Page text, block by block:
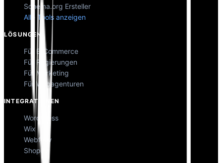
Schema.org Ersteller
Alle Tools anzeigen
LÖSUNGEN
Für E-Commerce
Für Regierungen
Für Marketing
Für Webagenturen
INTEGRATIONEN
WordPress
Wix
Webflow
Shopify